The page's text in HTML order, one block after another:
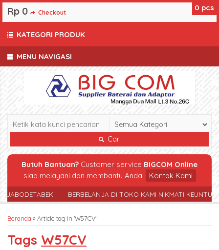
MENU NAVIGASI
Cari
Butuh Bantuan? Customer service BIGCOM Online
siap melayani dan membantu Anda.
Kontak Kami
JABODETABEK BERBELANJA DI TOKO KAMI NIKMATI
Beranda »Article tag in 'W57CV'
Tags W57CV
0 pcs
Rp 0 Checkout
KATEGORI PRODUK